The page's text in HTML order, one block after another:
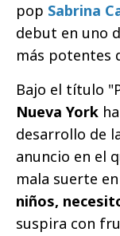
pop Sabrina
debut en uno
más potentes
Bajo el título
Nueva York
desarrollo de
anuncio en el
mala suerte
niños,
suspira con